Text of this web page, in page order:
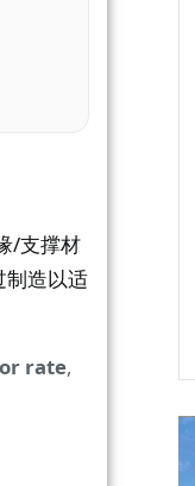
/支撑材
造以适
rate,